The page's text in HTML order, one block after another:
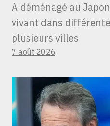
A déménagé au
vivant dans
plusieurs villes
7 août 2026